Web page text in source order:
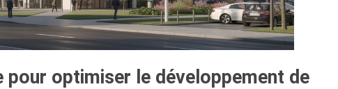
optimiser le développement de